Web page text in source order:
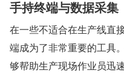
手持终端与数据采集
在一些不适合在生产线直
端成为了非常重要的工具
够帮助生产现场作业员迅